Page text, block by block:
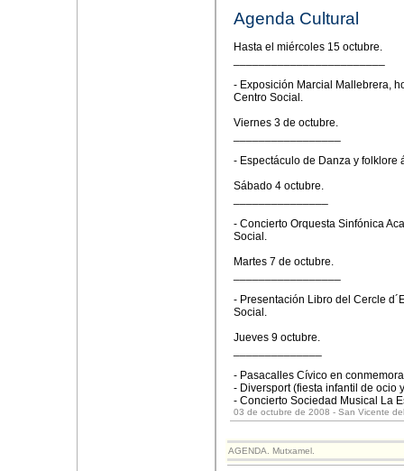
Agenda Cultural
Hasta el miércoles 15 octubre.
- Exposición Marcial Mallebrera,
Centro Social.
Viernes 3 de octubre.
- Espectáculo de Danza y folklore
Sábado 4 octubre.
- Concierto Orquesta Sinfónica
Social.
Martes 7 de octubre.
- Presentación Libro del Cercle
Social.
Jueves 9 octubre.
- Pasacalles Cívico en
- Diversport (fiesta infantil de ocio
- Concierto Sociedad Musical La
03 de octubre de 2008 - San Vicente
AGENDA. Mutxamel.